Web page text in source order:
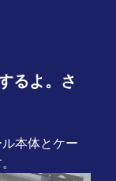
るよ。さ
本体とケー